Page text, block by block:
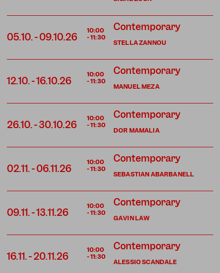
05.10.-09.10.26
10:00
-11:30
STELLA ZANNOU
Contemporary
12.10.-16.10.26
10:00
-11:30
MANUEL MEZA
Contemporary
26.10.-30.10.26
10:00
-11:30
DOR MAMALIA
Contemporary
02.11.-06.11.26
10:00
-11:30
SEBASTIAN ABARBANELL
Contemporary
09.11.-13.11.26
10:00
-11:30
GAVIN LAW
Contemporary
16.11.-20.11.26
10:00
-11:30
ALESSIO SCANDALE
Contemporary